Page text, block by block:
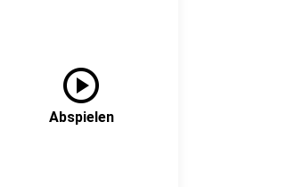
play_circle
Abspielen